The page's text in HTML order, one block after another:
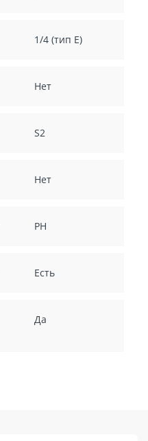
1/4 (тип Е)
Нет
S2
Нет
PH
Есть
Да